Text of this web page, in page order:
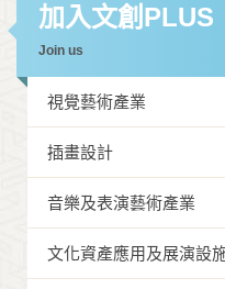
加入文創PLUS
Join us
視覺藝術產業
插畫設計
音樂及表演藝術產業
文化資產應用及展演設